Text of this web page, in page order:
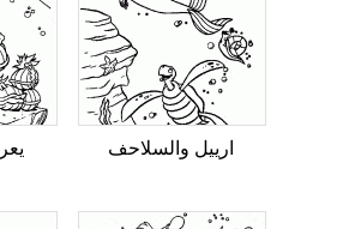
ارييل والسلاحف